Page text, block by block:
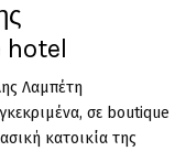
hotel
Λαμπέτη
σε boutique
κατοικία της